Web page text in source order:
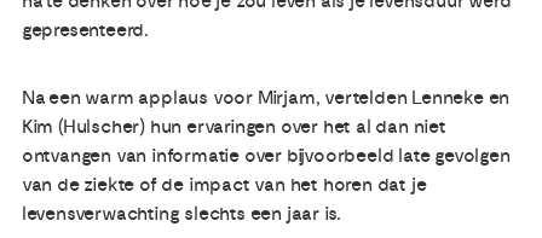
gepresenteerd.
Na een warm applaus voor Mirjam, vertelden Lenneke en
Kim (Hulscher) hun ervaringen over het al dan niet
ontvangen van informatie over bijvoorbeeld late gevolgen
van de ziekte of de impact van het horen dat je
levensverwachting slechts een jaar is.